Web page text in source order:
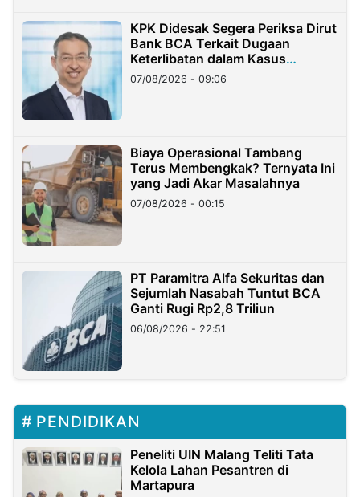
KPK Didesak Segera Periksa Dirut
Bank BCA Terkait Dugaan
Keterlibatan dalam Kasus
Hilangnya Dana Nasabah Rp2,58
Miliar
07/08/2026 - 09:06
Biaya Operasional Tambang
Terus Membengkak? Ternyata Ini
yang Jadi Akar Masalahnya
07/08/2026 - 00:15
PT Paramitra Alfa Sekuritas dan
Sejumlah Nasabah Tuntut BCA
Ganti Rugi Rp2,8 Triliun
06/08/2026 - 22:51
PENDIDIKAN
Peneliti UIN Malang Teliti Tata
Kelola Lahan Pesantren di
Martapura